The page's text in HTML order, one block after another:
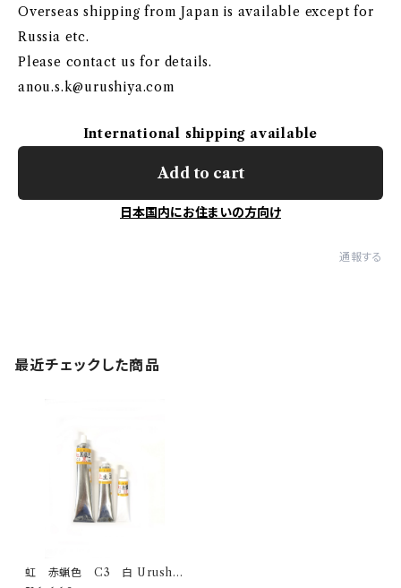
Overseas shipping from Japan is available except for
Russia etc.
Please contact us for details.
anou.s.k@urushiya.com
International shipping available
Add to cart
日本国内にお住まいの方向け
通報する
最近チェックした商品
虹 赤蝋色 C3 白 Urushi